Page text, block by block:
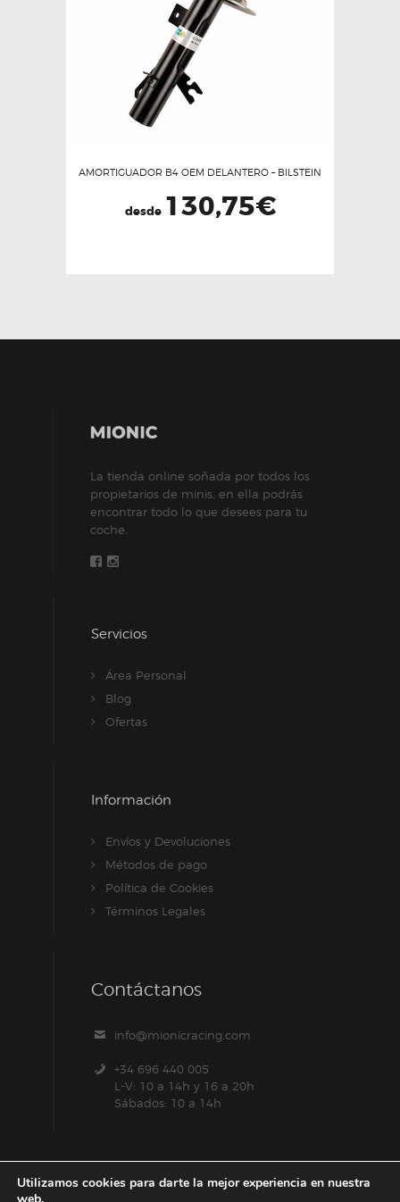
AMORTIGUADOR B4 OEM DELANTERO – BILSTEIN
desde 130,75€
variantes.
en
la
La tienda online soñada por todos los
propietarios de minis, en ella podrás
encontrar todo lo que desees para tu
coche.
Servicios
Área Personal
Blog
Ofertas
Información
Envíos y Devoluciones
Métodos de pago
Política de Cookies
Términos Legales
Contáctanos
info@mionicracing.com
+34 696 440 005
L-V: 10 a 14h y 16 a 20h
Sábados: 10 a 14h
Utilizamos cookies para darte la mejor experiencia en nuestra